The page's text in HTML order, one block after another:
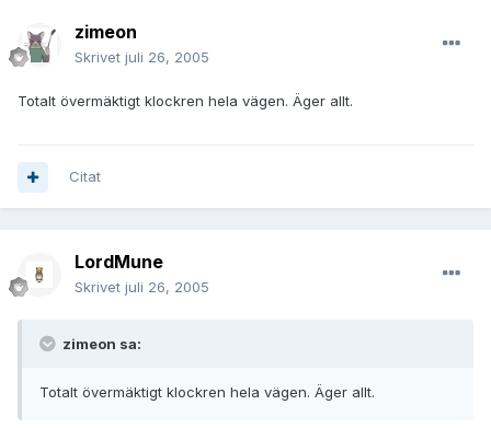
zimeon
Skrivet juli 26, 2005
Totalt övermäktigt klockren hela vägen. Äger allt.
Citat
LordMune
Skrivet juli 26, 2005
zimeon sa:
Totalt övermäktigt klockren hela vägen. Äger allt.